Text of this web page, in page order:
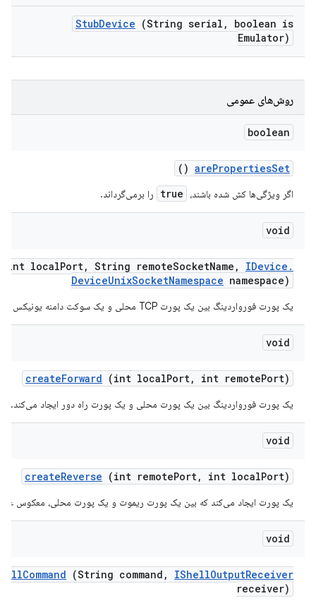
StubDevice (String serial ,
boolean is
Emulator)
روش‌های عمومی
boolean
arePropertiesSet
()
اگر ویژگی‌ها کش شده باشند، true را برمی‌گرداند.
void
localPort, String remoteSocketName , IDevice .
DeviceUnixSocketNamespace namespace)
یک پورت فورواردینگ بین یک پورت TCP محلی و یک سوکت دامنه یونیکس از راه دور ایجاد می‌کند.
void
createForward (int localPort, int remotePort)
یک پورت فورواردینگ بین یک پورت محلی و یک پورت راه دور ایجاد می‌کند.
void
createReverse (int remotePort, int localPort)
یک پورت ایجاد می‌کند که بین یک پورت ریموت و یک پورت محلی، معکوس
void
Command (String command , IShellOutputReceiver
receiver)